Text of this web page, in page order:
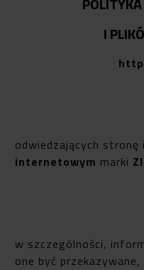
I
odwiedzających
internetowym marki
w szczególności,
one być